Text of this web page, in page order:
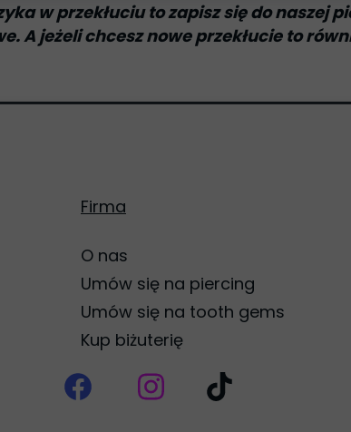
w przekłuciu to zapisz się do naszej
A jeżeli chcesz nowe przekłucie to
Firma
O nas
Umów się na piercing
Umów się na tooth gems
Kup biżuterię